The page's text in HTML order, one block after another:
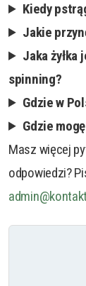
Kiedy
Jakie
Jaka żyłka
spinning?
Gdzie w
Gdzie
Masz więcej
odpowiedzi?